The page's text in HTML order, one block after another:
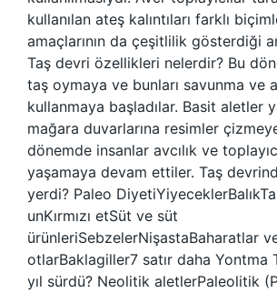
kullanılan ateş kalıntıları farklı
amaçlarının da çeşitlilik gösterdiği
Taş devri özellikleri nelerdir? Bu
taş oymaya ve bunları savunma ve
kullanmaya başladılar. Basit aletler
mağara duvarlarına resimler
dönemde insanlar avcılık ve
yaşamaya devam ettiler. Taş
yerdi? Paleo
unKırmızı etSüt ve süt
ürünleriSebzelerNişastaBaharatlar
otlarBaklagiller7 satır daha Yontma
yıl sürdü? Neolitik aletlerPaleolitik